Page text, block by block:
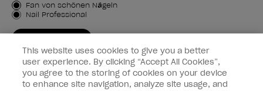
Kundenart
Fan von schönen Nägeln
Nail Professional
Kundeninformationen
Vernetzen
This website uses cookies to give you a better
user experience. By clicking “Accept All Cookies”,
you agree to the storing of cookies on your device
to enhance site navigation, analyze site usage, and